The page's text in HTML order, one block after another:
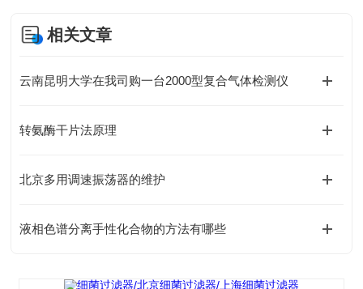
相关文章
云南昆明大学在我司购一台2000型复合气体检测仪
转氨酶干片法原理
北京多用调速振荡器的维护
液相色谱分离手性化合物的方法有哪些